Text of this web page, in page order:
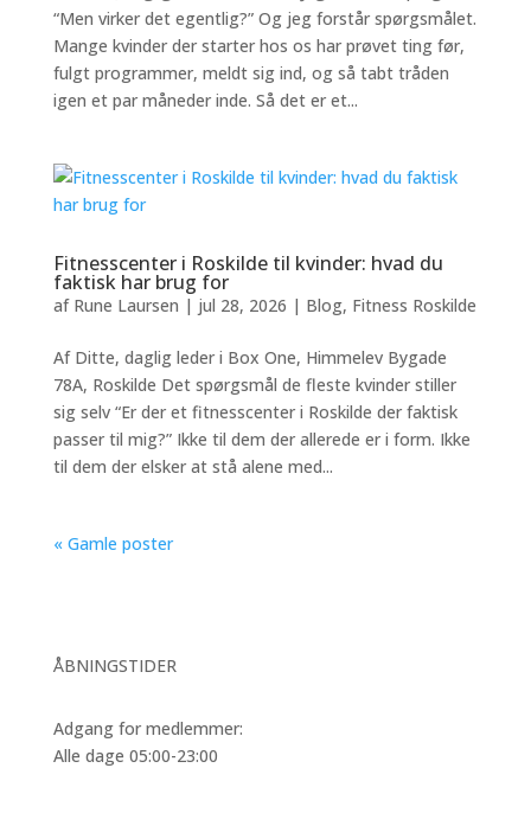
“Men virker det egentlig?” Og jeg forstår spørgsmålet.
Mange kvinder der starter hos os har prøvet ting før,
fulgt programmer, meldt sig ind, og så tabt tråden
igen et par måneder inde. Så det er et...
Fitnesscenter i Roskilde til kvinder: hvad du
faktisk har brug for
af Rune Laursen | jul 28, 2026 | Blog, Fitness Roskilde
Af Ditte, daglig leder i Box One, Himmelev Bygade
78A, Roskilde Det spørgsmål de fleste kvinder stiller
sig selv “Er der et fitnesscenter i Roskilde der faktisk
passer til mig?” Ikke til dem der allerede er i form. Ikke
til dem der elsker at stå alene med...
« Gamle poster
ÅBNINGSTIDER
Adgang for medlemmer:
Alle dage 05:00-23:00